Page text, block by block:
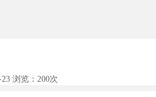
浏览： 200次